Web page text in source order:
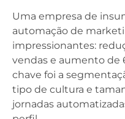
Uma empresa de
automação de
impressionantes:
vendas e aumento de
chave foi a
tipo de cultura e
jornadas